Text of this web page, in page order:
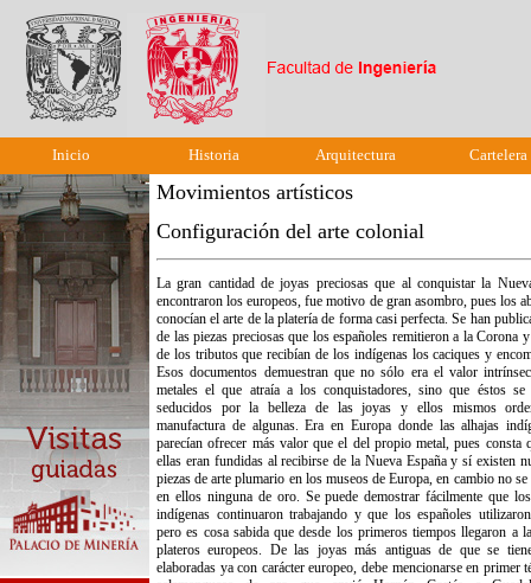
Inicio Historia Arquitectura Cartelera